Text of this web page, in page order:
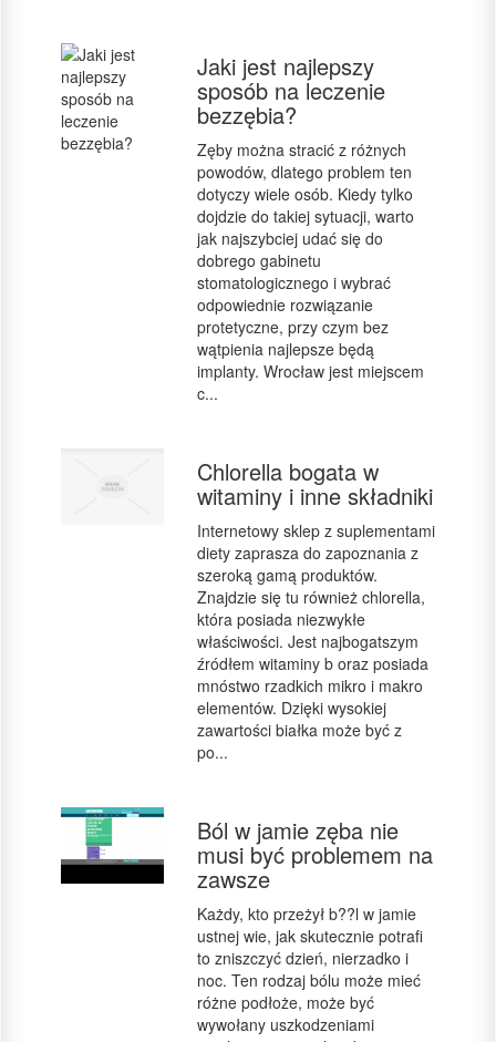
Jaki jest najlepszy
sposób na leczenie
bezzębia?
Zęby można stracić z różnych
powodów, dlatego problem ten
dotyczy wiele osób. Kiedy tylko
dojdzie do takiej sytuacji, warto
jak najszybciej udać się do
dobrego gabinetu
stomatologicznego i wybrać
odpowiednie rozwiązanie
protetyczne, przy czym bez
wątpienia najlepsze będą
implanty. Wrocław jest miejscem
c...
Chlorella bogata w
witaminy i inne składniki
Internetowy sklep z suplementami
diety zaprasza do zapoznania z
szeroką gamą produktów.
Znajdzie się tu również chlorella,
która posiada niezwykłe
właściwości. Jest najbogatszym
źródłem witaminy b oraz posiada
mnóstwo rzadkich mikro i makro
elementów. Dzięki wysokiej
zawartości białka może być z
po...
Ból w jamie zęba nie
musi być problemem na
zawsze
Każdy, kto przeżył b??l w jamie
ustnej wie, jak skutecznie potrafi
to zniszczyć dzień, nierzadko i
noc. Ten rodzaj bólu może mieć
różne podłoże, może być
wywołany uszkodzeniami